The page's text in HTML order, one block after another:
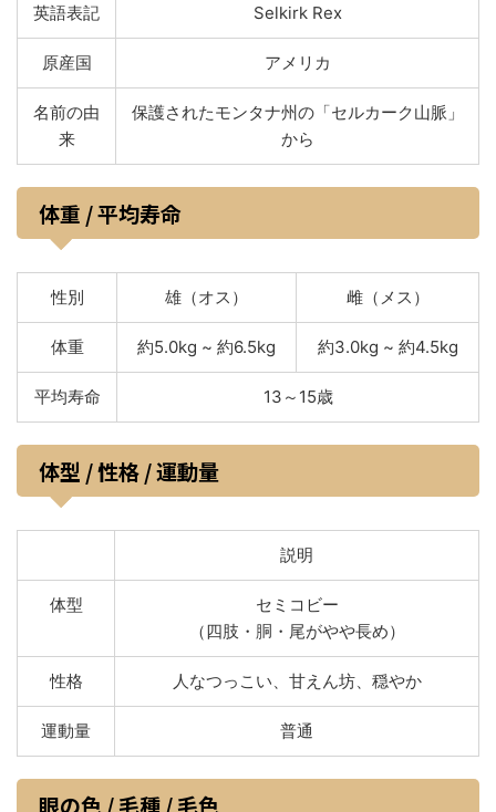
英語表記 Selkirk Rex
原産国 アメリカ
名前の由
来
保護されたモンタナ州の「セルカーク山脈」
から
体重 / 平均寿命
性別 雄（オス） 雌（メス）
体重 約5.0kg ~ 約6.5kg 約3.0kg ~ 約4.5kg
平均寿命 13～15歳
体型 / 性格 / 運動量
説明
体型
セミコビー
（四肢・胴・尾がやや長め）
性格 人なつっこい、甘えん坊、穏やか
運動量 普通
眼の色 / 毛種 / 毛色